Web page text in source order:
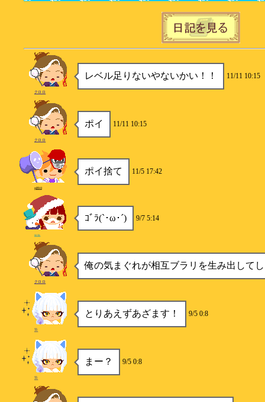
レベル足りないやないかい！！ 11/11 10:15
クロロ
ポイ 11/11 10:15
クロロ
ポイ捨て 11/5 17:42
p890
ｺﾞﾗ(`･ω･´) 9/7 5:14
sota
俺の気まぐれが相互ブラリを生み出して
クロロ
とりあえずあざます！ 9/5 0:8
贄
まー？ 9/5 0:8
贄